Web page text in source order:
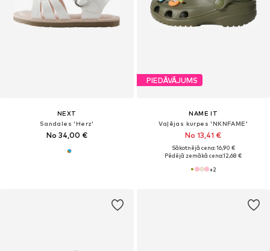
NEXT
Sandales 'Herz'
No 34,00 €
PIEDĀVĀJUMS
NAME IT
Vaļējas kurpes 'NKNFAME'
No 13,41 €
Sākotnējā cena: 16,90 €
Pēdējā zemākā cena:12,68 €
+2